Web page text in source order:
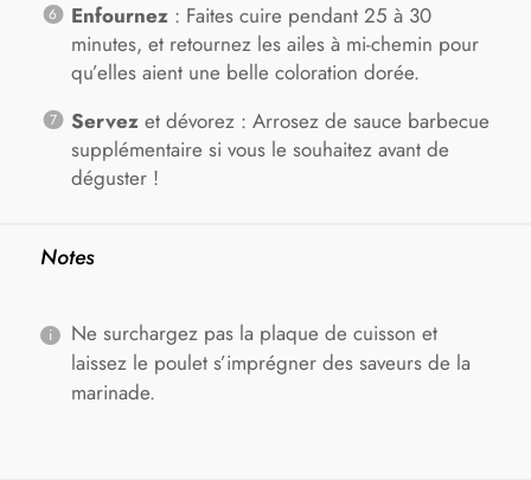
Enfournez: Faites cuire pendant 25 à 30
minutes, et retournez les ailes à mi-chemin pour
qu’elles aient une belle coloration dorée.
Servezet dévorez : Arrosez de sauce barbecue
supplémentaire si vous le souhaitez avant de
déguster !
Notes
Ne surchargez pas la plaque de cuisson et
laissez le poulet s’imprégner des saveurs de la
marinade.